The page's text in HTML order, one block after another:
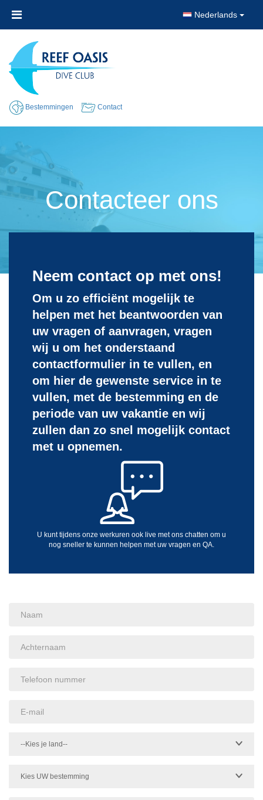
Nederlands
Bestemmingen Contact
Contacteer ons
Neem contact op met ons!
Om u zo efficiënt mogelijk te
helpen met het beantwoorden van
uw vragen of aanvragen, vragen
wij u om het onderstaand
contactformulier in te vullen, en
om hier de gewenste service in te
vullen, met de bestemming en de
periode van uw vakantie en wij
zullen dan zo snel mogelijk contact
met u opnemen.
U kunt tijdens onze werkuren ook live met ons chatten om u
nog sneller te kunnen helpen met uw vragen en QA.